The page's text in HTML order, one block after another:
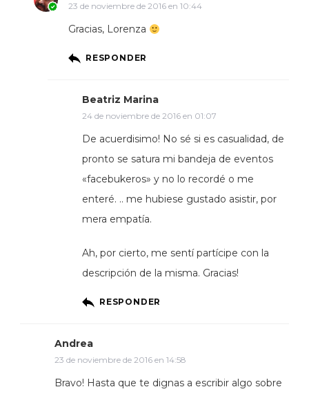
23 de noviembre de 2016 en 10:44
Gracias, Lorenza
RESPONDER
Beatriz Marina
24 de noviembre de 2016 en 01:07
De acuerdisimo! No sé si es casualidad, de
pronto se satura mi bandeja de eventos
«facebukeros» y no lo recordé o me
enteré. .. me hubiese gustado asistir, por
mera empatía.
Ah, por cierto, me sentí partícipe con la
descripción de la misma. Gracias!
RESPONDER
Andrea
23 de noviembre de 2016 en 14:58
Bravo! Hasta que te dignas a escribir algo sobre